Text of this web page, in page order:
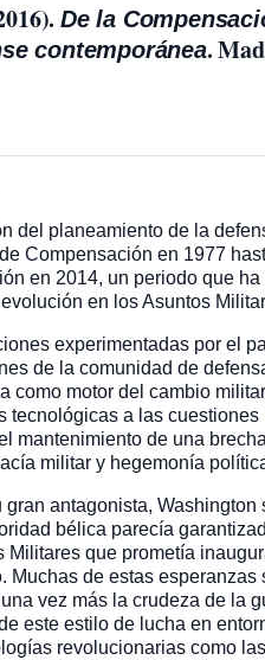
De la
contemporánea.
del planeamiento de la
Compensación en 1977
en 2014, un periodo que
en los Asuntos
experimentadas por el
de la comunidad de
como motor del cambio
tecnológicas a las
mantenimiento de una
militar y hegemonía
antagonista,
bélica parecía
Militares que prometía
Muchas de estas
vez más la crudeza de la
este estilo de lucha en
revolucionarias como